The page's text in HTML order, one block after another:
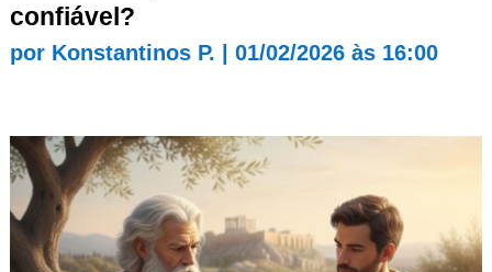
confiável?
por Konstantinos P. 01/02/2026 às 16:00